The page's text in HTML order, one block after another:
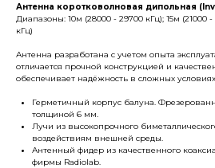
Антенна коротковолновая дипольная
Диапазоны: 10м (28000 - 29700 кГц); 15м (21000 -
кГц)
Антенна разработана с учетом опыта
отличается прочной конструкцией и
обеспечивает надёжность в сложных
Герметичный корпус балуна.
толщиной 6 мм.
Лучи из высокопрочного
воздействиям внешней среды.
Антенный фидер из качественного
фирмы Radiolab.